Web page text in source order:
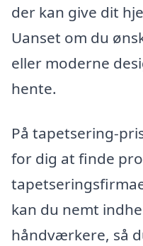
der kan give dit
Uanset om du
eller moderne
hente.
På tapetsering-
for dig at finde
kan du nemt
håndværkere, så